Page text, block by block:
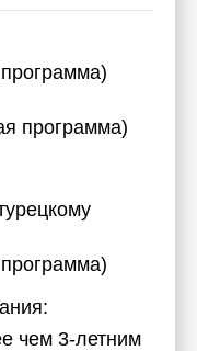
программа)
чем 3-летним